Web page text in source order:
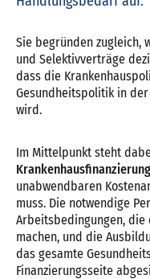
Sie begründen zugleich,
und Selektivverträge
dass die
Gesundheitspolitik in
wird.
Im Mittelpunkt steht
Krankenhausfinanzierung
unabwendbaren
muss. Die notwendige
Arbeitsbedingungen,
machen, und die
das gesamte
Finanzierungsseite